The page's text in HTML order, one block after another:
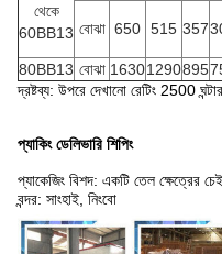
থেকে
60BB13 বোঝা 650 515 357
80BB13 বোঝা 16301290895
দ্রষ্টব্য: উপরে দেখানো রেটিং 2500
প্যাকিং ডেলিভারি শিপিং
প্যাকেজিং বিশদ: একটি তেল ক্ষেত্রের
বন্দর: সাংহাই, নিংবো